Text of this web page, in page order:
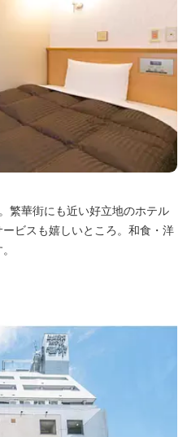
繁華街にも近い好立地のホテル
ビスも嬉しいところ。和食・洋